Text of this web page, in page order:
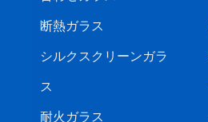
断熱ガラス
シルクスクリーンガラ
ス
耐火ガラス